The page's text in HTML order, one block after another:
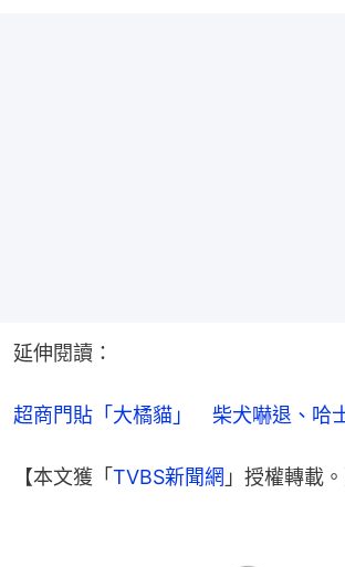
延伸閱讀：
超商門貼「大橘貓」　柴犬嚇退、哈
【本文獲「 TVBS新聞網 」授權轉載。